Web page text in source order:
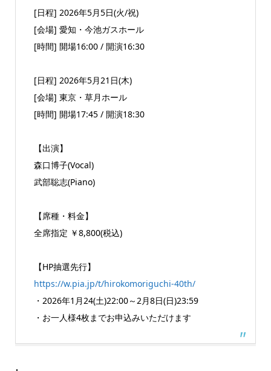
[日程] 2026年5月5日(火/祝)
[会場] 愛知・今池ガスホール
[時間] 開場16:00 / 開演16:30
[日程] 2026年5月21日(木)
[会場] 東京・草月ホール
[時間] 開場17:45 / 開演18:30
【出演】
森口博子(Vocal)
武部聡志(Piano)
【席種・料金】
全席指定 ￥8,800(税込)
【HP抽選先行】
https://w.pia.jp/t/hirokomoriguchi-40th/
・2026年1月24(土)22:00～2月8日(日)23:59
・お一人様4枚までお申込みいただけます